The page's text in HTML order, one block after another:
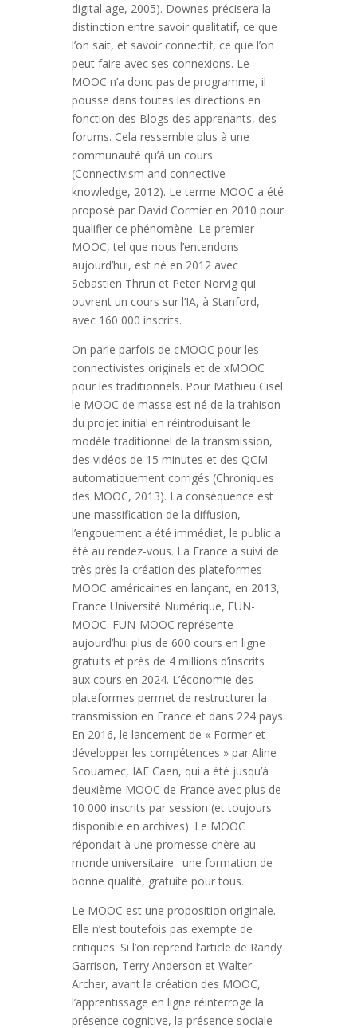
digital age, 2005). Downes précisera la
distinction entre savoir qualitatif, ce que
l’on sait, et savoir connectif, ce que l’on
peut faire avec ses connexions. Le
MOOC n’a donc pas de programme, il
pousse dans toutes les directions en
fonction des Blogs des apprenants, des
forums. Cela ressemble plus à une
communauté qu’à un cours
(Connectivism and connective
knowledge, 2012). Le terme MOOC a été
proposé par David Cormier en 2010 pour
qualifier ce phénomène. Le premier
MOOC, tel que nous l’entendons
aujourd’hui, est né en 2012 avec
Sebastien Thrun et Peter Norvig qui
ouvrent un cours sur l’IA, à Stanford,
avec 160 000 inscrits.
On parle parfois de cMOOC pour les
connectivistes originels et de xMOOC
pour les traditionnels. Pour Mathieu Cisel
le MOOC de masse est né de la trahison
du projet initial en réintroduisant le
modèle traditionnel de la transmission,
des vidéos de 15 minutes et des QCM
automatiquement corrigés (Chroniques
des MOOC, 2013). La conséquence est
une massification de la diffusion,
l’engouement a été immédiat, le public a
été au rendez-vous. La France a suivi de
très près la création des plateformes
MOOC américaines en lançant, en 2013,
France Université Numérique, FUN-
MOOC. FUN-MOOC représente
aujourd’hui plus de 600 cours en ligne
gratuits et près de 4 millions d’inscrits
aux cours en 2024. L’économie des
plateformes permet de restructurer la
transmission en France et dans 224 pays.
En 2016, le lancement de « Former et
développer les compétences » par Aline
Scouarnec, IAE Caen, qui a été jusqu’à
deuxième MOOC de France avec plus de
10 000 inscrits par session (et toujours
disponible en archives). Le MOOC
répondait à une promesse chère au
monde universitaire : une formation de
bonne qualité, gratuite pour tous.
Le MOOC est une proposition originale.
Elle n’est toutefois pas exempte de
critiques. Si l’on reprend l’article de Randy
Garrison, Terry Anderson et Walter
Archer, avant la création des MOOC,
l’apprentissage en ligne réinterroge la
présence cognitive, la présence sociale